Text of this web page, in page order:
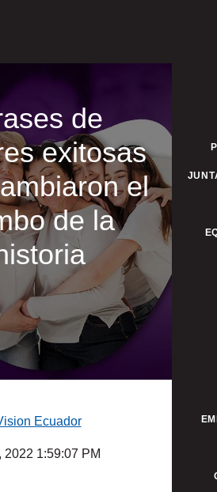
de
exitosas
el
de la
Ecuador
2022 1:59:07 PM